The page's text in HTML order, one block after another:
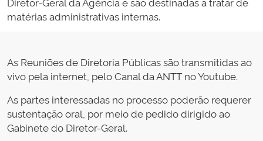
matérias administrativas internas.
As Reuniões de Diretoria Públicas são transmitidas ao
vivo pela internet, pelo Canal da ANTT no Youtube.
As partes interessadas no processo poderão requerer
sustentação oral, por meio de pedido dirigido ao
Gabinete do Diretor-Geral.